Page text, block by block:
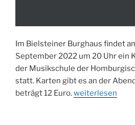
Im Bielsteiner Burghaus findet
September 2022 um 20 Uhr ein
der Musikschule der
statt. Karten gibt es an der
beträgt 12 Euro.„Mångata
weiterlesen